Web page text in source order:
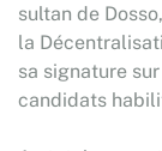
sultan de
la
sa signature
candidats